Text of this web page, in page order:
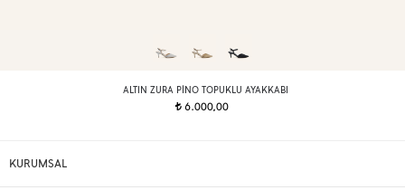
ALTIN ZURA PINO TOPUKLU AYAKKABI
t6.000,00
KURUMSAL